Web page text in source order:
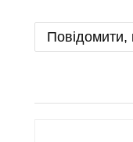
Повідомити,